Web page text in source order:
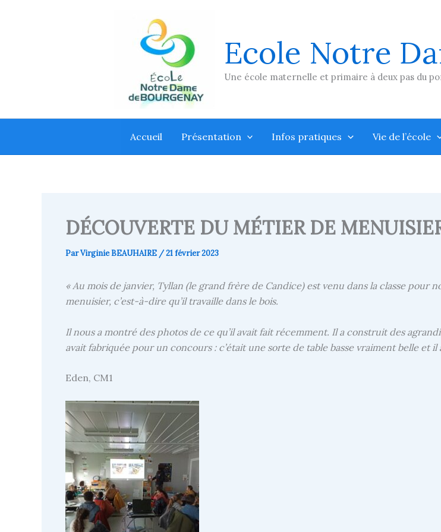
Ecole Notre
Une école maternelle et primaire à deux pas du
Accueil Présentation Infos pratiques Vie de l’école
DÉCOUVERTE DU MÉTIER DE
ParVirginie BEAUHAIRE /21 février 2023
« Au mois de janvier, Tyllan (le grand frère de Candice) est venu dans la classe pour
menuisier, c’est-à-dire qu’il travaille dans le bois.
Il nous a montré des photos de ce qu’il avait fait récemment. Il a construit des
avait fabriquée pour un concours : c’était une sorte de table basse vraiment belle et il
Eden, CM1